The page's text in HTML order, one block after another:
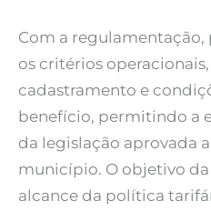
Com a regulamentação,
os critérios
cadastramento e
benefício, permitindo a
da legislação aprovada
município. O objetivo
alcance da política